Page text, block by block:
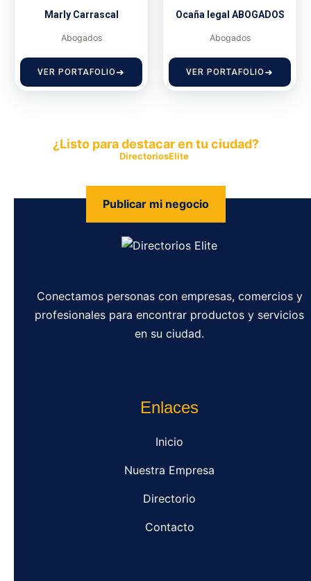
Marly Carrascal
Abogados
VER PORTAFOLIO
Ocaña legal ABOGADOS
Abogados
VER PORTAFOLIO
¿Listo para destacar en tu ciudad?
DirectoriosElite
Publicar mi negocio
Conectamos personas con empresas, comercios y
profesionales para encontrar productos y servicios
en su ciudad.
Enlaces
Inicio
Nuestra Empresa
Directorio
Contacto